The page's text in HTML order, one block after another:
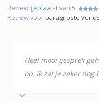
Review geplaatst van 5
Review voorparagnoste Venus
Heel mooi gesprek
op. Ik zal je zeker nog